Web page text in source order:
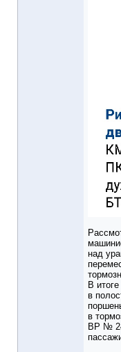
над
В
в
в
ВР №